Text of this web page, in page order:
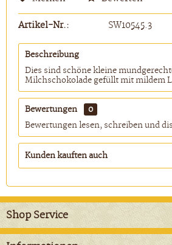
Artikel-Nr.: SW10545.3
Beschreibung
Dies sind schöne kleine
Milchschokolade gefüllt mit mildem
Bewertungen
0
Bewertungen lesen, schreiben und
Kunden kauften auch
Shop Service